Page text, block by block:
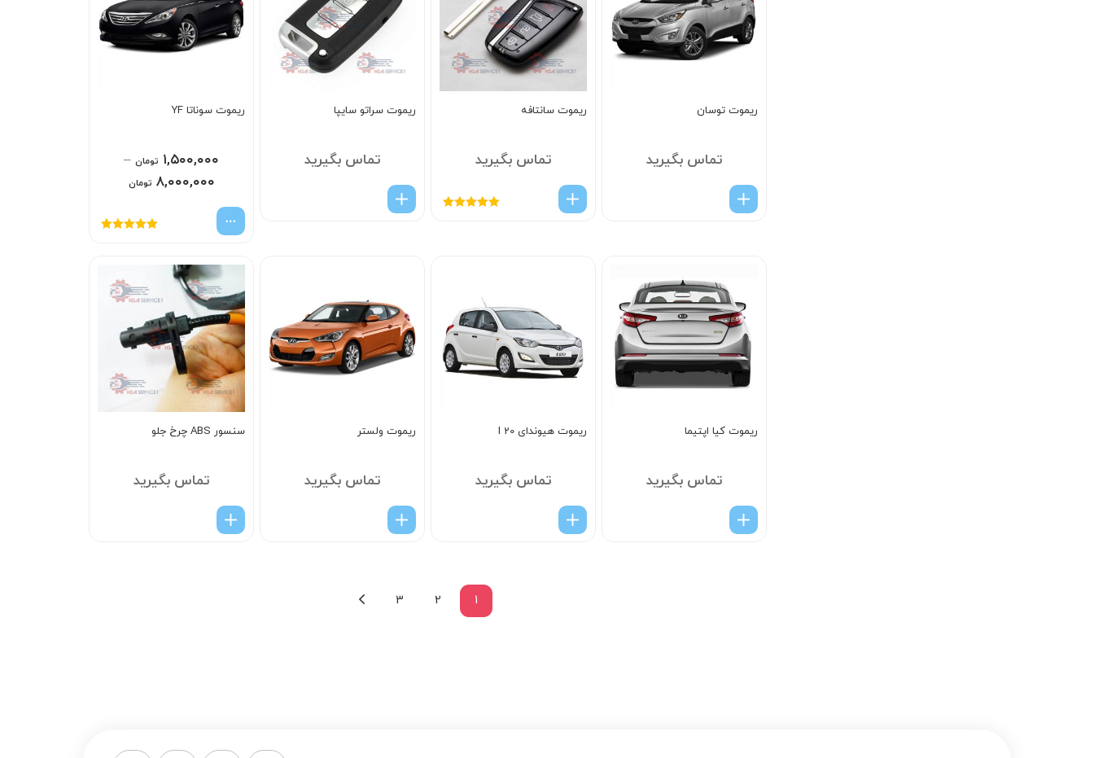
ریموت توسان
تماس بگیرید
ریموت سانتافه
تماس بگیرید
ریموت سراتو سایپا
تماس بگیرید
ریموت سوناتا YF
۱,۵۰۰,۰۰۰ تومان –
۸,۰۰۰,۰۰۰ تومان
ریموت کیا اپتیما
تماس بگیرید
ریموت هیوندای I 20
تماس بگیرید
ریموت ولستر
تماس بگیرید
سنسور ABS چرخ جلو
تماس بگیرید
1
2
3